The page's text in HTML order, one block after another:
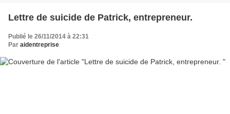
Lettre de suicide de Patrick, entrepreneur.
Publié le 26/11/2014 à 22:31
Par aidentreprise